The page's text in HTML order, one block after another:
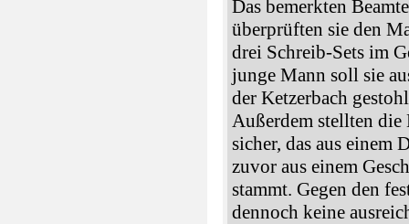
Das bemerkten
überprüften sie den
drei Schreib-Sets im
junge Mann soll sie
der Ketzerbach
Außerdem stellten die
sicher, das aus einem
zuvor aus einem
stammt. Gegen den
dennoch keine